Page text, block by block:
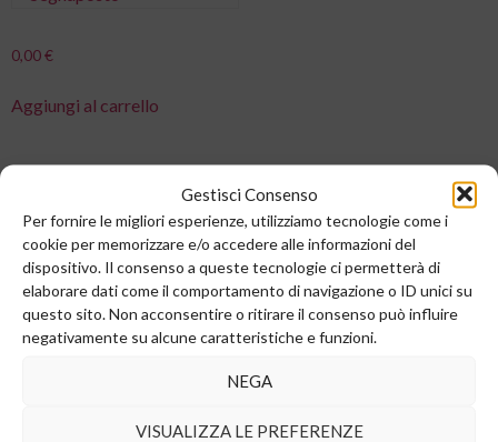
Gestisci Consenso
Per fornire le migliori esperienze, utilizziamo tecnologie come i
cookie per memorizzare e/o accedere alle informazioni del
dispositivo. Il consenso a queste tecnologie ci permetterà di
elaborare dati come il comportamento di navigazione o ID unici su
questo sito. Non acconsentire o ritirare il consenso può influire
negativamente su alcune caratteristiche e funzioni.
NEGA
VISUALIZZA LE PREFERENZE
0,00€
Aggiungi al carrello